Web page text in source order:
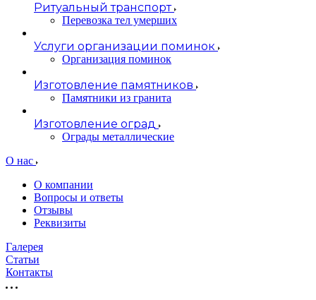
Ритуальный транспорт
Перевозка тел умерших
Услуги организации поминок
Организация поминок
Изготовление памятников
Памятники из гранита
Изготовление оград
Ограды металлические
О нас
О компании
Вопросы и ответы
Отзывы
Реквизиты
Галерея
Статьи
Контакты